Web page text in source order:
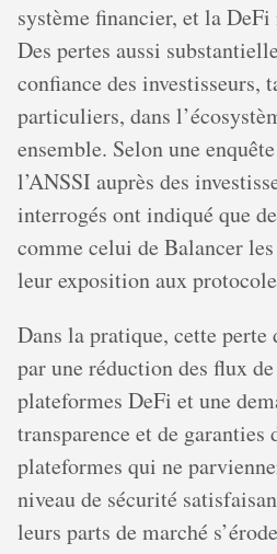
système financier, et la
Des pertes aussi
confiance des investisseurs,
particuliers, dans
ensemble. Selon une
l’ANSSI auprès des
interrogés ont indiqué que
comme celui de Balancer
leur exposition aux
Dans la pratique, cette perte
par une réduction des flux
plateformes DeFi et une
transparence et de garanties
plateformes qui ne
niveau de sécurité
leurs parts de marché